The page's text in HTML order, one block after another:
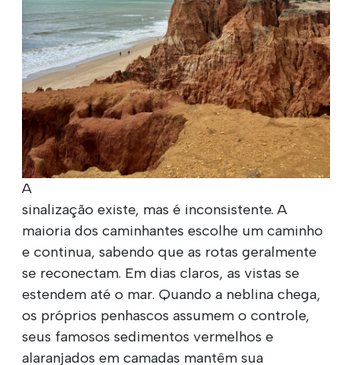
A
sinalização existe, mas é inconsistente. A
maioria dos caminhantes escolhe um caminho
e continua, sabendo que as rotas geralmente
se reconectam. Em dias claros, as vistas se
estendem até o mar. Quando a neblina chega,
os próprios penhascos assumem o controle,
seus famosos sedimentos vermelhos e
alaranjados em camadas mantêm sua